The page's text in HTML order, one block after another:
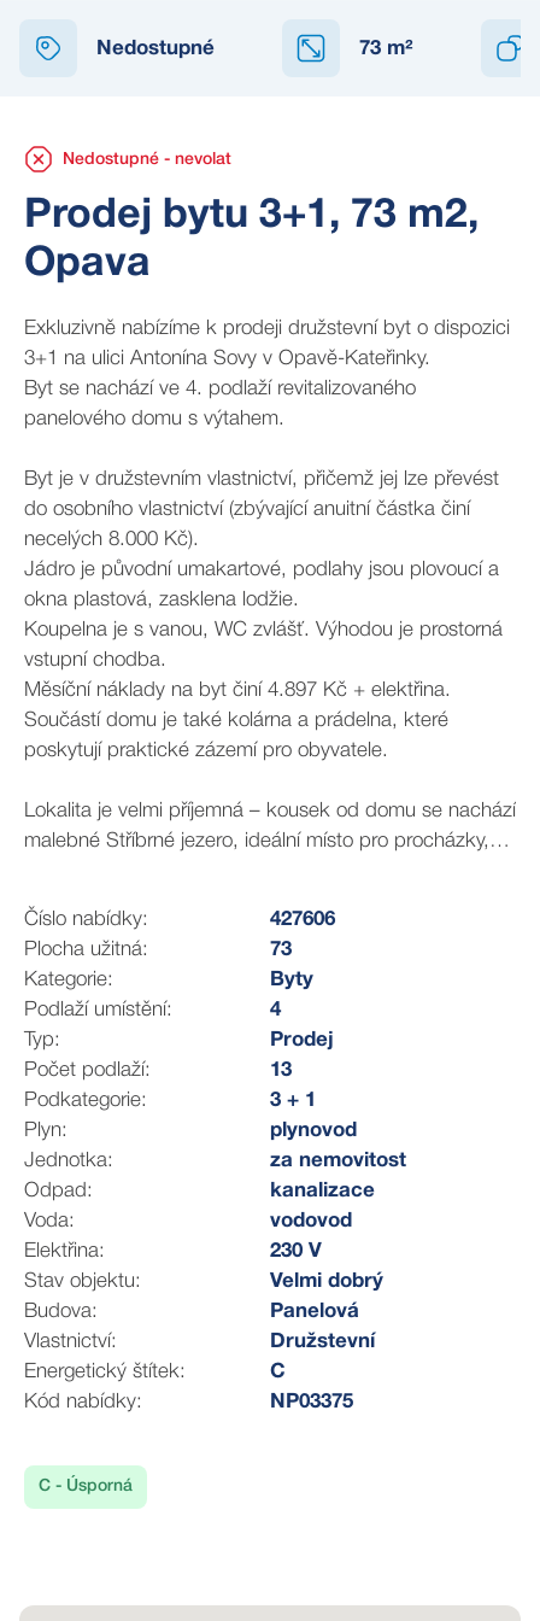
Nedostupné 73 m²
Nedostupné - nevolat
Prodej bytu 3+1, 73 m2,
Opava
Exkluzivně nabízíme k prodeji družstevní byt o dispozici
3+1 na ulici Antonína Sovy v Opavě-Kateřinky.
Byt se nachází ve 4. podlaží revitalizovaného
panelového domu s výtahem.
Byt je v družstevním vlastnictví, přičemž jej lze převést
do osobního vlastnictví (zbývající anuitní částka činí
necelých 8.000 Kč).
Jádro je původní umakartové, podlahy jsou plovoucí a
okna plastová, zasklena lodžie.
Koupelna je s vanou, WC zvlášť. Výhodou je prostorná
vstupní chodba.
Měsíční náklady na byt činí 4.897 Kč + elektřina.
Součástí domu je také kolárna a prádelna, které
poskytují praktické zázemí pro obyvatele.
Lokalita je velmi příjemná – kousek od domu se nachází
malebné Stříbrné jezero, ideální místo pro procházky,
jak pro vlastní bydlení, tak i jako skvělá investiční
příležitost.
Pro více informací či domluvení prohlídky mě neváhejte
kontaktovat.
Číslo nabídky:
427606
Plocha užitná:
73
Kategorie:
Byty
Podlaží umístění:
4
Typ:
Prodej
Počet podlaží:
13
Podkategorie:
3 + 1
Plyn:
plynovod
Jednotka:
za nemovitost
Odpad:
kanalizace
Voda:
vodovod
Elektřina:
230 V
Stav objektu:
Velmi dobrý
Budova:
Panelová
Vlastnictví:
Družstevní
Energetický štítek:
C
Kód nabídky:
NP03375
C - Úsporná